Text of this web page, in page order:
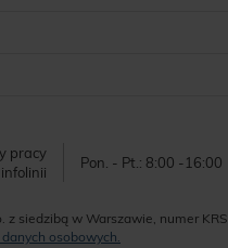
pracy
infolinii
Pon. - Pt.: 8:00 -16:00
z siedzibą w Warszawie, numer KRS
osobowych.